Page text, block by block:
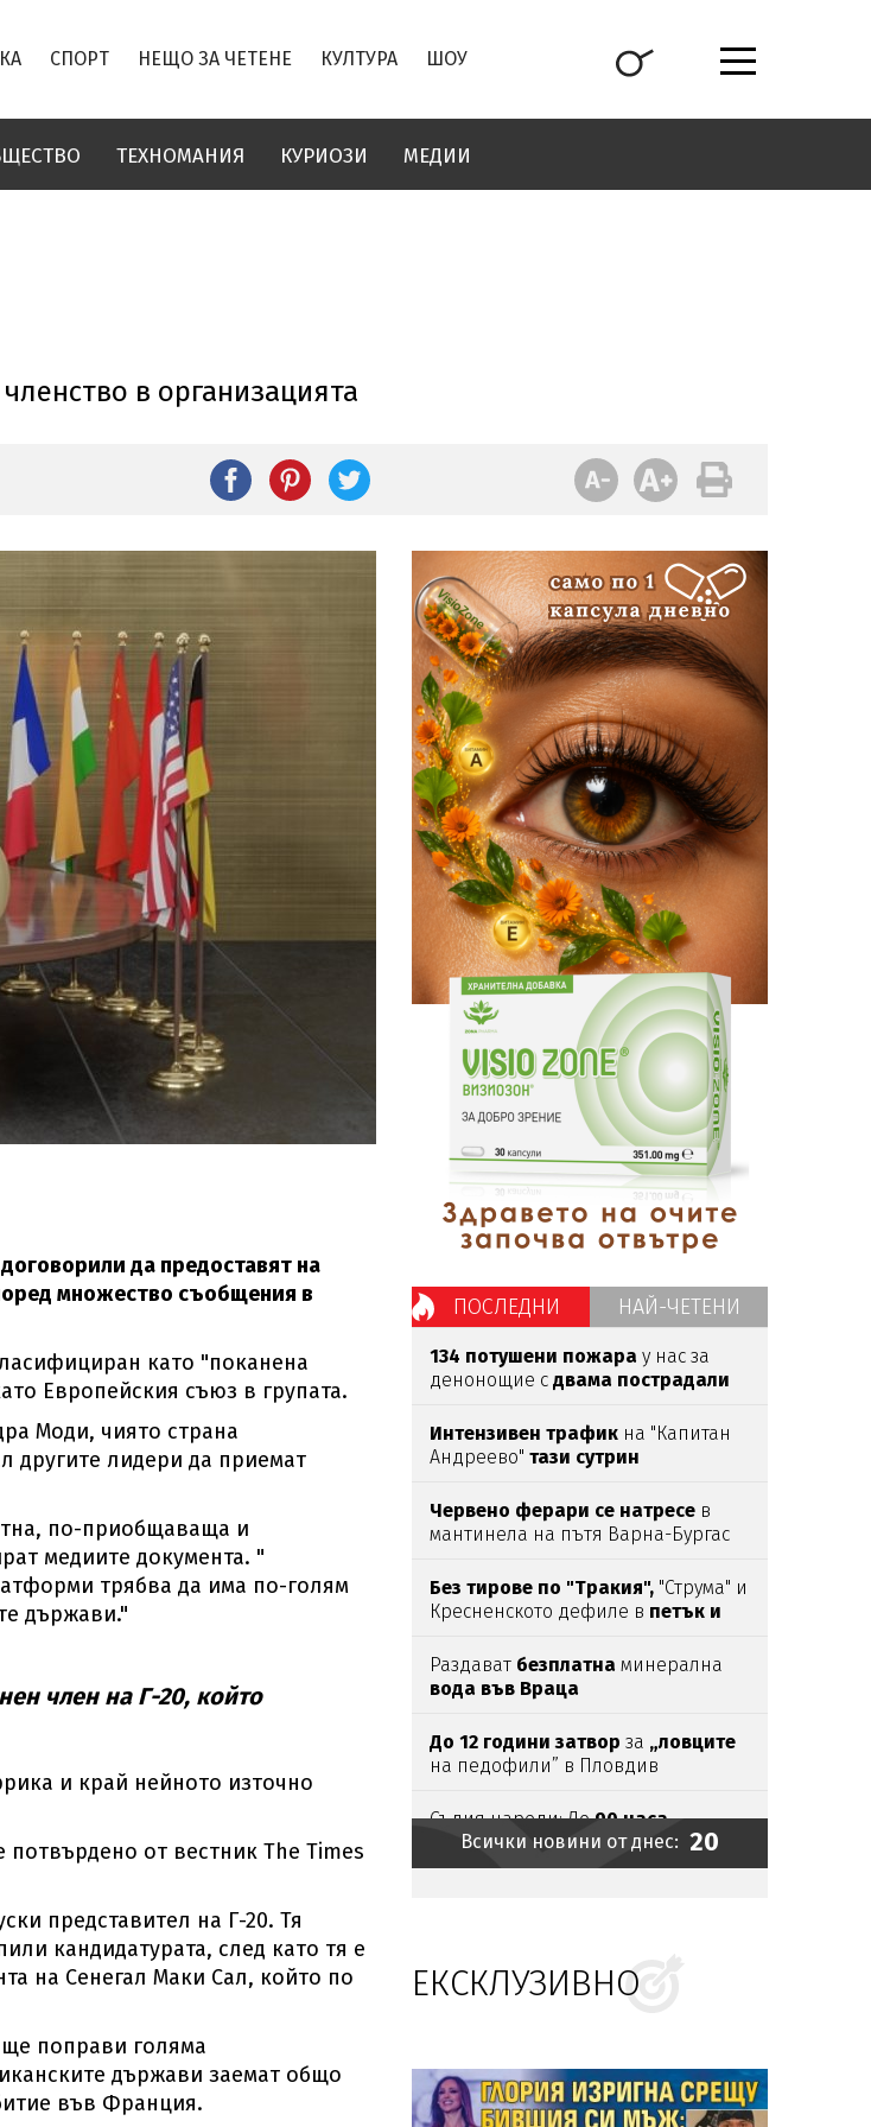
СПОРТ НЕЩО ЗА ЧЕТЕНЕ КУЛТУРА ШОУ
ТЕХНОМАНИЯ КУРИОЗИ МЕДИИ
в организацията
да предоставят на
множество съобщения в
като "поканена
Европейския съюз в групата.
Моди, чиято страна
другите лидери да приемат
по-приобщаваща и
медиите документа. "
трябва да има по-голям
държави."
член на Г-20, който
и край нейното източно
от вестник The Times
представител на Г-20. Тя
кандидатурата, след като тя е
на Сенегал Маки Сал, който по
ще поправи голяма
държави заемат общо
във Франция.
ПОСЛЕДНИ НАЙ-ЧЕТЕНИ
134 потушени пожара у нас за
денонощие с двама пострадали
Интензивен трафик на "Капитан
Андреево" тази сутрин
Червено ферари се натресе в
мантинела на пътя Варна-Бургас
Без тирове по "Тракия", "Струма" и
Кресненското дефиле в петък и
Раздават безплатна минерална
вода във Враца
До 12 години затвор за „ловците
на педофили” в Пловдив
Съдия нареди: До90 часа
месечно във фейсбуки инстаграм
занепълнолетни
Прокуратурата поемаслучая със
сваленото от автобус момче
достигнаха20 души
Всички новини от днес: 20
ЕКСКЛУЗИВНО